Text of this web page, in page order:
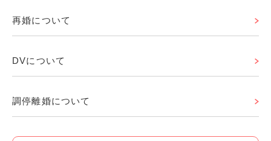
再婚について
DVについて
調停離婚について